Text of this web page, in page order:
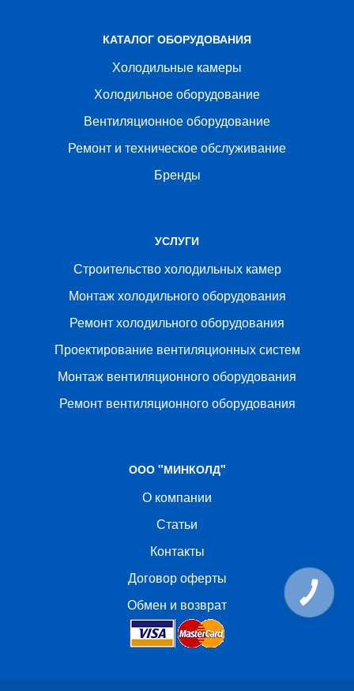
КАТАЛОГ ОБОРУДОВАНИЯ
Холодильные камеры
Холодильное оборудование
Вентиляционное оборудование
Ремонт и техническое обслуживание
Бренды
УСЛУГИ
Строительство холодильных камер
Монтаж холодильного оборудования
Ремонт холодильного оборудования
Проектирование вентиляционных систем
Монтаж вентиляционного оборудования
Ремонт вентиляционного оборудования
ООО "МИНКОЛД"
О компании
Статьи
Контакты
Договор оферты
Обмен и возврат
КНОПКА
СВЯЗИ